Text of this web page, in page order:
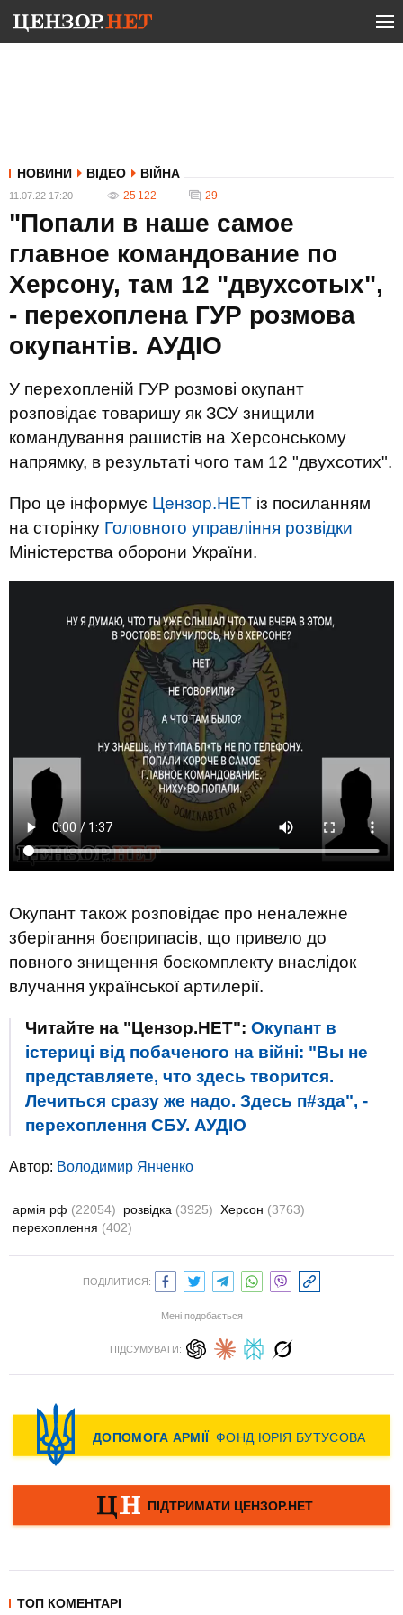
НОВИНИ ВІДЕО ВІЙНА
11.07.22 17:20 25 122 29
"Попали в наше самое
главное командование по
Херсону, там 12 "двухсотых",
- перехоплена ГУР розмова
окупантів. АУДIО
У перехопленій ГУР розмові окупант
розповідає товаришу як ЗСУ знищили
командування рашистів на Херсонському
напрямку, в результаті чого там 12 "двухсотих".
Про це інформує Цензор.НЕТ із посиланням
на сторінку Головного управління розвідки
Міністерства оборони України.
Окупант також розповідає про неналежне
зберігання боєприпасів, що привело до
повного знищення боєкомплекту внаслідок
влучання української артилерії.
Читайте на "Цензор.НЕТ": Окупант в
істериці від побаченого на війні: "Вы не
представляете, что здесь творится.
Лечиться сразу же надо. Здесь п#зда", -
перехоплення СБУ. АУДIО
Автор: Володимир Янченко
армія рф (22054) розвідка (3925) Херсон (3763)
перехоплення (402)
ПОДІЛИТИСЯ:
Мені подобається
ПІДСУМУВАТИ:
ТОП КОМЕНТАРІ